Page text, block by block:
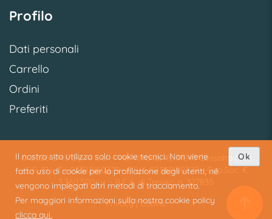
Il nostro sito utilizza solo cookie tecnici. Non viene
fatto uso di cookie per la profilazione degli utenti, né
vengono impiegati altri metodi di tracciamento.
Per maggiori informazioni sulla nostra cookie policy
clicca qui.
Ok
Profilo
Dati personali
Carrello
Ordini
Preferiti
© 2026 SME S.p.A. S.U. - Via Vittoria, 45 31040 Cessalto (TV)
C.F./R.I. TV 02323180279 - P.IVA 02323180279 - Cap.Soc. €
3.360.500 i.v. - R.E.A. di Treviso n. 327835
Privacy|Cookie